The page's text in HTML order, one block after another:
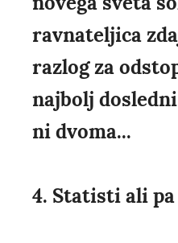
ravnateljica
razlog za
najbolj
ni dvoma...
4. Statisti ali